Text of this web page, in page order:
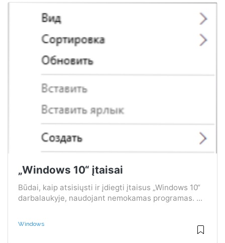
„Windows 10“ įtaisai
Būdai, kaip atsisiųsti ir įdiegti įtaisus „Windows 10“
darbalaukyje, naudojant nemokamas programas. ...
Windows